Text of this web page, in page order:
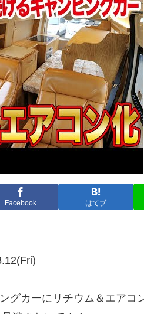
Facebook はてブ
グカーにリチウム＆エアコ